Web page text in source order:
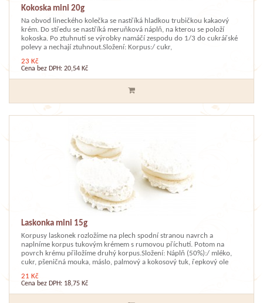
Kokoska mini 20g
Na obvod lineckého kolečka se nastříká hladkou trubičkou kakaový
krém. Do středu se nastříká meruňková náplň, na kterou se položí
kokoska. Po ztuhnutí se výrobky namáčí zespodu do 1/3 do cukrářské
polevy a nechají ztuhnout.Složení: Korpus:/ cukr,
23 Kč
Cena bez DPH: 20,54 Kč
Laskonka mini 15g
Korpusy laskonek rozložíme na plech spodní stranou navrch a
naplníme korpus tukovým krémem s rumovou příchutí. Potom na
povrch krému přiložíme druhý korpus.Složení: Náplň (50%):/ mléko,
cukr, pšeničná mouka, máslo, palmový a kokosový tuk, řepkový ole
21 Kč
Cena bez DPH: 18,75 Kč